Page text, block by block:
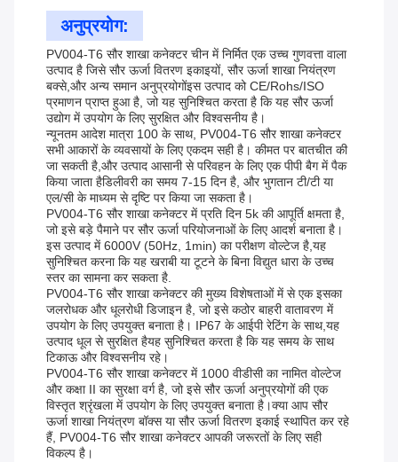
अनुप्रयोग:
PV004-T6 सौर शाखा कनेक्टर चीन में निर्मित एक उच्च गुणवत्ता वाला
उत्पाद है जिसे सौर ऊर्जा वितरण इकाइयों, सौर ऊर्जा शाखा नियंत्रण
बक्से,और अन्य समान अनुप्रयोगोंइस उत्पाद को CE/Rohs/ISO
प्रमाणन प्राप्त हुआ है, जो यह सुनिश्चित करता है कि यह सौर ऊर्जा
उद्योग में उपयोग के लिए सुरक्षित और विश्वसनीय है।
न्यूनतम आदेश मात्रा 100 के साथ, PV004-T6 सौर शाखा कनेक्टर
सभी आकारों के व्यवसायों के लिए एकदम सही है। कीमत पर बातचीत की
जा सकती है,और उत्पाद आसानी से परिवहन के लिए एक पीपी बैग में पैक
किया जाता हैडिलीवरी का समय 7-15 दिन है, और भुगतान टी/टी या
एल/सी के माध्यम से दृष्टि पर किया जा सकता है।
PV004-T6 सौर शाखा कनेक्टर में प्रति दिन 5k की आपूर्ति क्षमता है,
जो इसे बड़े पैमाने पर सौर ऊर्जा परियोजनाओं के लिए आदर्श बनाता है।
इस उत्पाद में 6000V (50Hz, 1min) का परीक्षण वोल्टेज है,यह
सुनिश्चित करना कि यह खराबी या टूटने के बिना विद्युत धारा के उच्च
स्तर का सामना कर सकता है.
PV004-T6 सौर शाखा कनेक्टर की मुख्य विशेषताओं में से एक इसका
जलरोधक और धूलरोधी डिजाइन है, जो इसे कठोर बाहरी वातावरण में
उपयोग के लिए उपयुक्त बनाता है। IP67 के आईपी रेटिंग के साथ,यह
उत्पाद धूल से सुरक्षित हैयह सुनिश्चित करता है कि यह समय के साथ
टिकाऊ और विश्वसनीय रहे।
PV004-T6 सौर शाखा कनेक्टर में 1000 वीडीसी का नामित वोल्टेज
और कक्षा II का सुरक्षा वर्ग है, जो इसे सौर ऊर्जा अनुप्रयोगों की एक
विस्तृत श्रृंखला में उपयोग के लिए उपयुक्त बनाता है।क्या आप सौर
ऊर्जा शाखा नियंत्रण बॉक्स या सौर ऊर्जा वितरण इकाई स्थापित कर रहे
हैं, PV004-T6 सौर शाखा कनेक्टर आपकी जरूरतों के लिए सही
विकल्प है।